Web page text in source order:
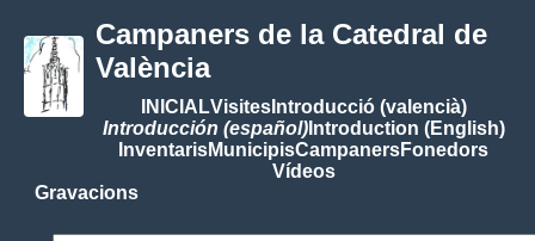
Campaners de la Catedral de
València
INICIALVisitesIntroducció (valencià)
Introducción (español)Introduction (English)
InventarisMunicipisCampanersFonedors
Vídeos
Gravacions